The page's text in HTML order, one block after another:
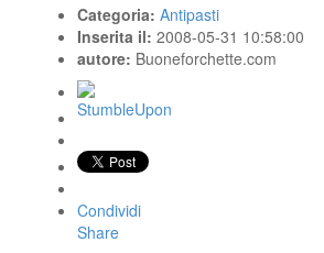
Categoria: Antipasti
Inserita il: 2008-05-31 10:58:00
autore: Buoneforchette.com
Condividi
Share